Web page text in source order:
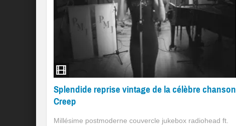
Splendide reprise vintage de la célèbre chanson
Creep
Millésime postmoderne couvercle jukebox radiohead ft.